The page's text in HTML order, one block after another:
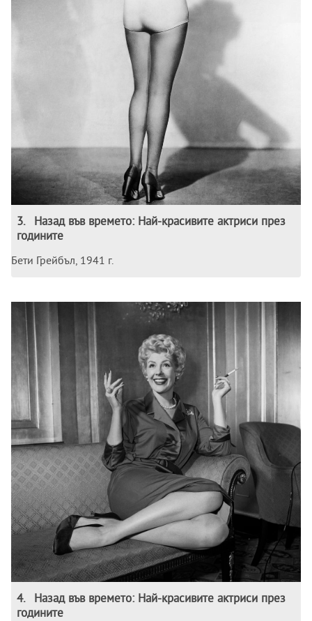
3.
Назад във времето: Най-красивите актриси през
годините
Бети Грейбъл, 1941 г.
4.
Назад във времето: Най-красивите актриси през
годините